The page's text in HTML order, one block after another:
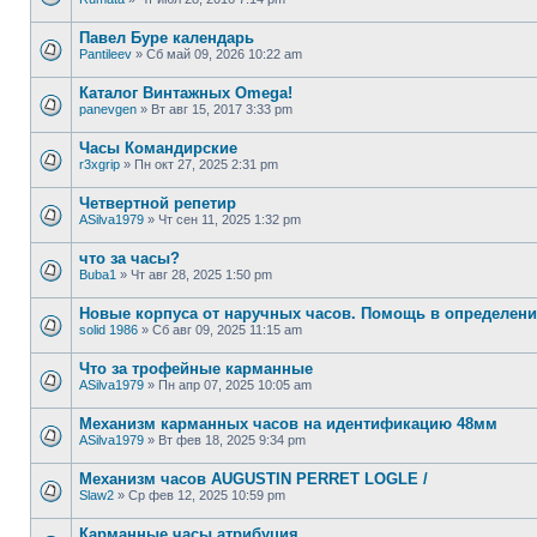
Павел Буре календарь
Pantileev » Сб май 09, 2026 10:22 am
Каталог Винтажных Omega!
panevgen » Вт авг 15, 2017 3:33 pm
Часы Командирские
r3xgrip » Пн окт 27, 2025 2:31 pm
Четвертной репетир
ASilva1979 » Чт сен 11, 2025 1:32 pm
что за часы?
Buba1 » Чт авг 28, 2025 1:50 pm
Новые корпуса от наручных часов. Помощь в
solid 1986 » Сб авг 09, 2025 11:15 am
Что за трофейные карманные
ASilva1979 » Пн апр 07, 2025 10:05 am
Механизм карманных часов на идентификацию 48мм
ASilva1979 » Вт фев 18, 2025 9:34 pm
Механизм часов AUGUSTIN PERRET LOGLE /
Slaw2 » Ср фев 12, 2025 10:59 pm